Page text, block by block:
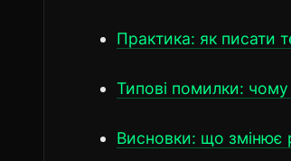
Практика: як писати
Типові помилки:
Висновки: що змінює